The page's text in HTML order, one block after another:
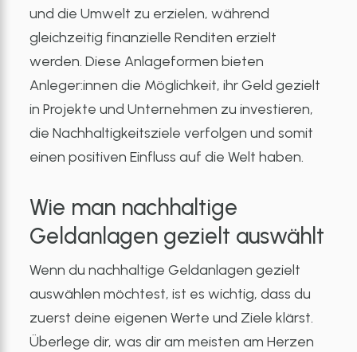
und die Umwelt zu erzielen, während
gleichzeitig finanzielle Renditen erzielt
werden. Diese Anlageformen bieten
Anleger:innen die Möglichkeit, ihr Geld gezielt
in Projekte und Unternehmen zu investieren,
die Nachhaltigkeitsziele verfolgen und somit
einen positiven Einfluss auf die Welt haben.
Wie man nachhaltige
Geldanlagen gezielt auswählt
Wenn du nachhaltige Geldanlagen gezielt
auswählen möchtest, ist es wichtig, dass du
zuerst deine eigenen Werte und Ziele klärst.
Überlege dir, was dir am meisten am Herzen